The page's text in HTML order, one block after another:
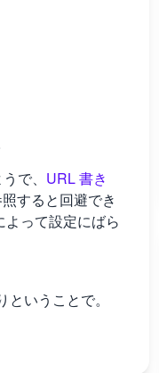
で、 URL 書き
すると回避でき
って設定にばら
いうことで。